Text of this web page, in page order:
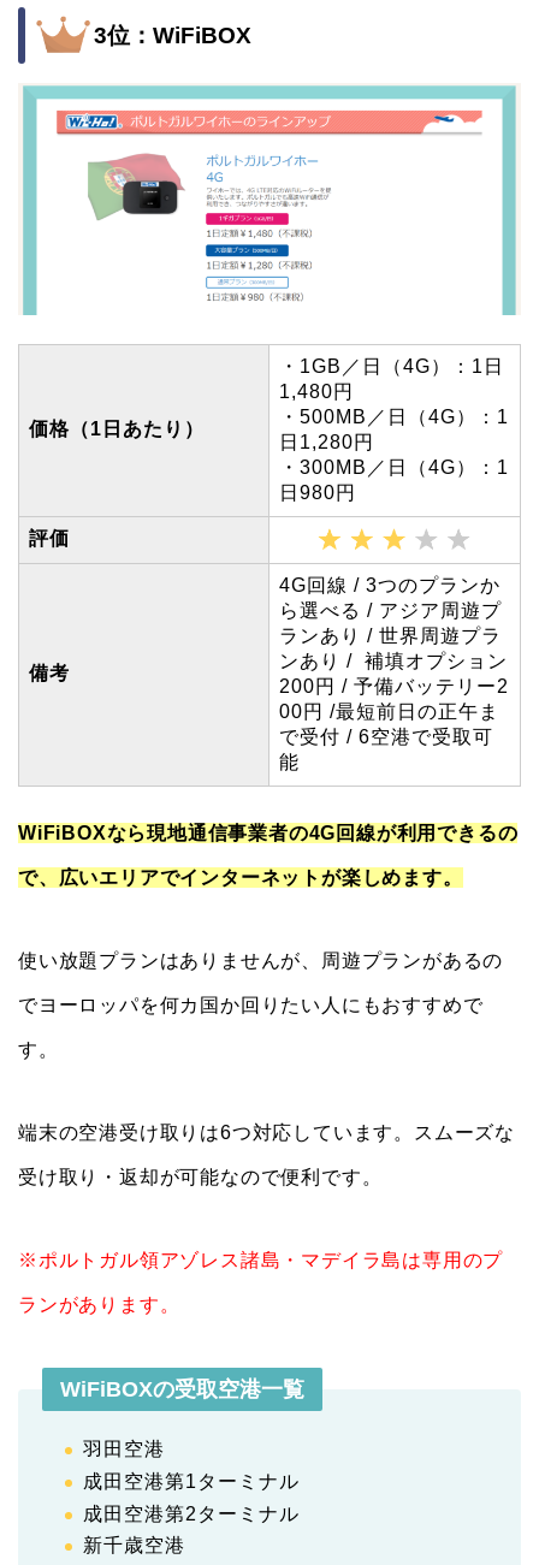
3位：WiFiBOX
価格（1日あたり）
・1GB／日（4G）：1日
1,480円
・500MB／日（4G）：1
日1,280円
・300MB／日（4G）：1
日980円
評価
備考
4G回線 / 3つのプランか
ら選べる / アジア周遊プ
ランあり / 世界周遊プラ
ンあり / 補填オプション
200円 / 予備バッテリー2
00円 /最短前日の正午ま
で受付 / 6空港で受取可
能
WiFiBOXなら現地通信事業者の4G回線が利用できるの
で、広いエリアでインターネットが楽しめます。
使い放題プランはありませんが、周遊プランがあるの
でヨーロッパを何カ国か回りたい人にもおすすめで
す。
端末の空港受け取りは6つ対応しています。スムーズな
受け取り・返却が可能なので便利です。
※ポルトガル領アゾレス諸島・マデイラ島は専用のプ
ランがあります。
WiFiBOXの受取空港一覧
羽田空港
成田空港第1ターミナル
成田空港第2ターミナル
新千歳空港